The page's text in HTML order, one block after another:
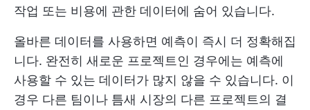
작업 또는 비용에 관한 데이터에 숨어 있습니다.
올바른 데이터를 사용하면 예측이 즉시 더 정확해집
니다. 완전히 새로운 프로젝트인 경우에는 예측에
사용할 수 있는 데이터가 많지 않을 수 있습니다. 이
경우 다른 팀이나 틈새 시장의 다른 프로젝트의 결